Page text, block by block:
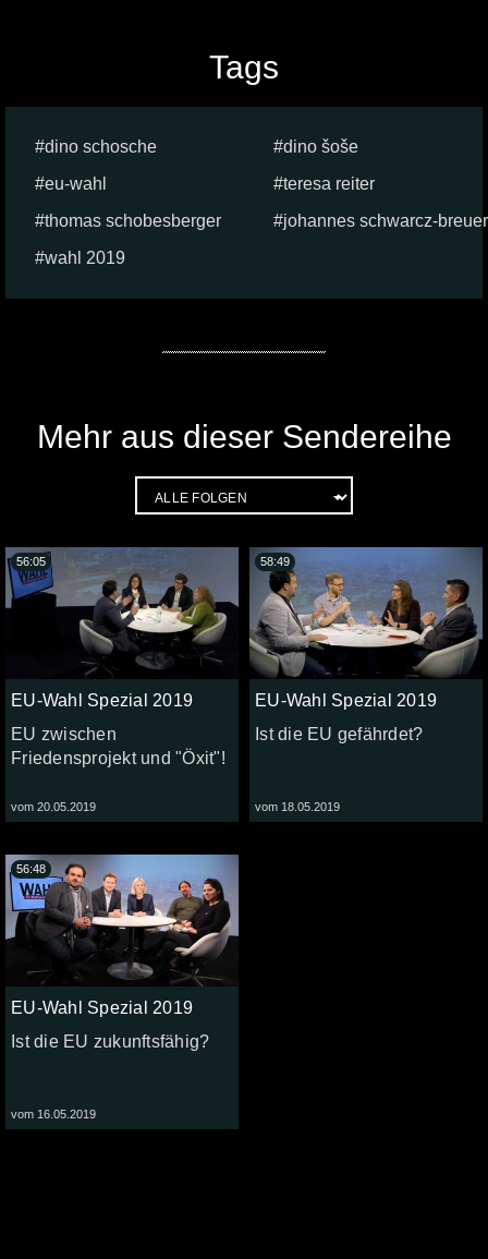
Tags
dino schosche
dino šoše
eu-wahl
teresa reiter
thomas schobesberger
johannes schwarcz-breuer
wahl 2019
Mehr aus dieser Sendereihe
EU-Wahl Spezial 2019
EU zwischen
Friedensprojekt und "Öxit"!
vom 20.05.2019
56:05
EU-Wahl Spezial 2019
Ist die EU gefährdet?
vom 18.05.2019
58:49
EU-Wahl Spezial 2019
Ist die EU zukunftsfähig?
vom 16.05.2019
56:48